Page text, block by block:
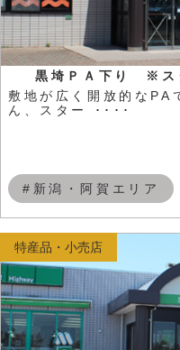
黒埼ＰＡ下り ※ス
敷地が広く開放的なPA
ん、スター ････
#新潟・阿賀エリア
特産品・小売店